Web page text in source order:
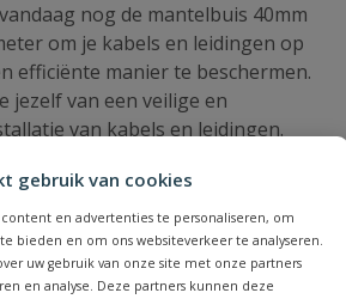
gebruik van cookies
en advertenties te personaliseren, om
bieden en om ons websiteverkeer te analyseren.
uw gebruik van onze site met onze partners
en analyse. Deze partners kunnen deze
nog de mantelbuis 40mm
om je kabels en leidingen op
efficiënte manier te beschermen.
jezelf van een veilige en
van kabels en leidingen.
bestelling kan je de mantelbuis
Wij werken vanuit een grote
PVC artikelen!